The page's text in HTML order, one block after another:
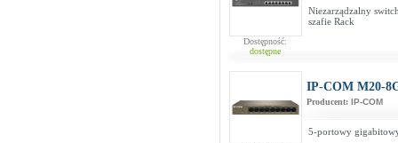
Dostępność:
dostępne
Niezarządzalny
szafie Rack
IP-COM M20-
Producent: IP-COM
5-portowy